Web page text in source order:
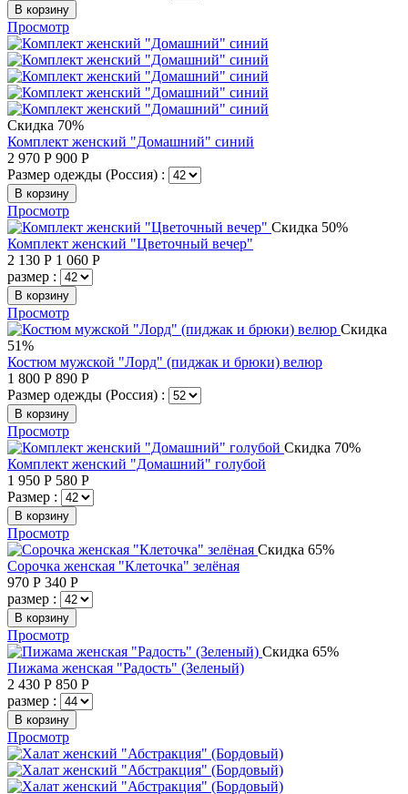
В корзину
Просмотр
Скидка 70%
Комплект женский "Домашний" синий
2 970 Р 900 Р
Размер одежды (Россия) :
В корзину
Просмотр
Скидка 50%
Комплект женский "Цветочный вечер"
2 130 Р 1 060 Р
размер :
В корзину
Просмотр
Скидка
51%
Костюм мужской "Лорд" (пиджак и брюки) велюр
1 800 Р 890 Р
Размер одежды (Россия) :
В корзину
Просмотр
Скидка 70%
Комплект женский "Домашний" голубой
1 950 Р 580 Р
Размер :
В корзину
Просмотр
Скидка 65%
Сорочка женская "Клеточка" зелёная
970 Р 340 Р
размер :
В корзину
Просмотр
Скидка 65%
Пижама женская "Радость" (Зеленый)
2 430 Р 850 Р
размер :
В корзину
Просмотр